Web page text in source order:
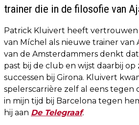
trainer die in de filosofie van
Patrick Kluivert heeft vertrouwen
van Míchel als nieuwe trainer van
van de Amsterdammers denkt
past bij de club en wijst daarbij op
successen bij Girona. Kluivert
spelerscarrière zelf al eens tegen
in mijn tijd bij Barcelona tegen
hij aan De Telegraaf.